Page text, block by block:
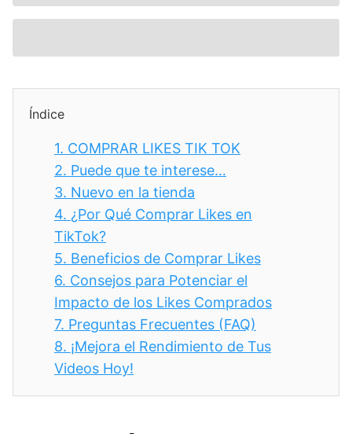
Índice
1. COMPRAR LIKES TIK TOK
2. Puede que te interese…
3. Nuevo en la tienda
4. ¿Por Qué Comprar Likes en
TikTok?
5. Beneficios de Comprar Likes
6. Consejos para Potenciar el
Impacto de los Likes Comprados
7. Preguntas Frecuentes (FAQ)
8. ¡Mejora el Rendimiento de Tus
Videos Hoy!